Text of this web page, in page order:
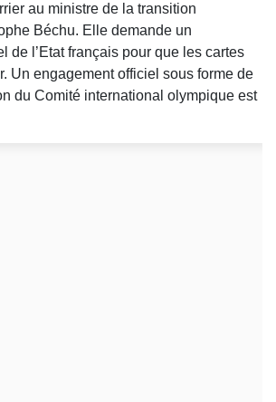
au ministre de la transition
Béchu. Elle demande un
de l’Etat français pour que les cartes
Un engagement officiel sous forme de
du Comité international olympique est